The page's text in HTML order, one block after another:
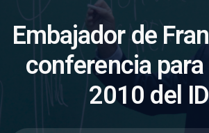
Embajador de Fran
conferencia para
2010 del ID